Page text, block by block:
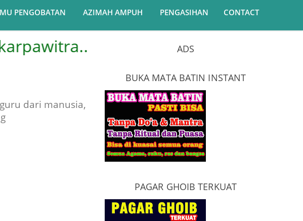
PENGOBATAN AZIMAH AMPUH PENGASIHAN CONTACT
Pelatihan Ilmu Ghoib
dari manusia,
ADS
BUKA MATA BATIN INSTANT
PAGAR GHOIB TERKUAT